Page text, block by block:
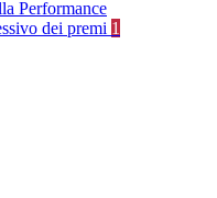
Performance
dei premi 1